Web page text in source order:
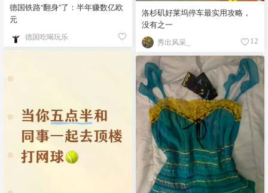
德国铁路“翻身”了：半年赚数亿欧
元
德国吃喝玩乐
洛杉矶好莱坞停车最实用攻略，
没有之一
秀出风采_ 12